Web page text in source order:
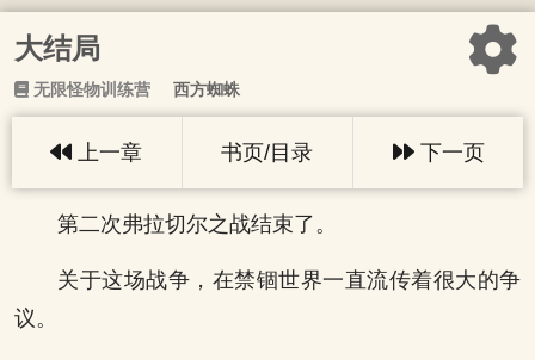
大结局
无限怪物训练营 西方蜘蛛
上一章 书页/目录 下一页
第二次弗拉切尔之战结束了。
关于这场战争，在禁锢世界一直流传着很大的争
议。